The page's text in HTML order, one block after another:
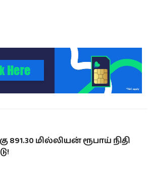
891.30 மில்லியன் ரூபாய் நிதி